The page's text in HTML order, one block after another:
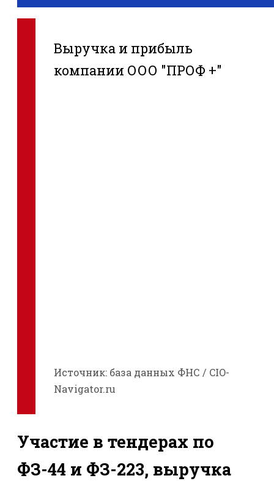
Выручка и прибыль
компании ООО "ПРОФ +"
Источник: база данных ФНС / CIO-
Navigator.ru
Участие в тендерах по
ФЗ-44 и ФЗ-223, выручка